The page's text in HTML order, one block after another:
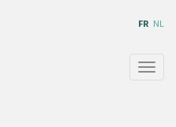
FR NL